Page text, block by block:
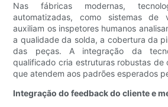
Nas fábricas modernas,
automatizadas, como sistemas de
auxiliam os inspetores humanos
a qualidade da solda, a cobertura da
das peças. A integração da
qualificado cria estruturas robustas de
que atendem aos padrões esperados
Integração do feedback do cliente e